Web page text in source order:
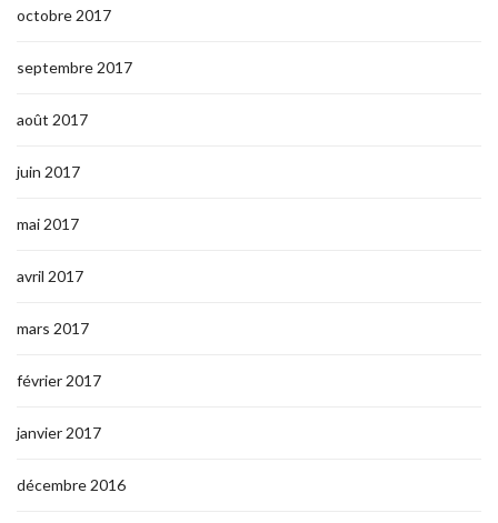
octobre 2017
septembre 2017
août 2017
juin 2017
mai 2017
avril 2017
mars 2017
février 2017
janvier 2017
décembre 2016